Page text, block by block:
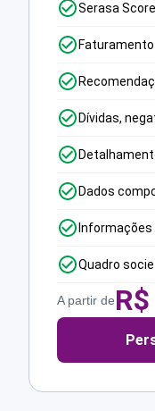
Serasa
Dívidas,
Dados
Informações
Quadro
A partir deR$